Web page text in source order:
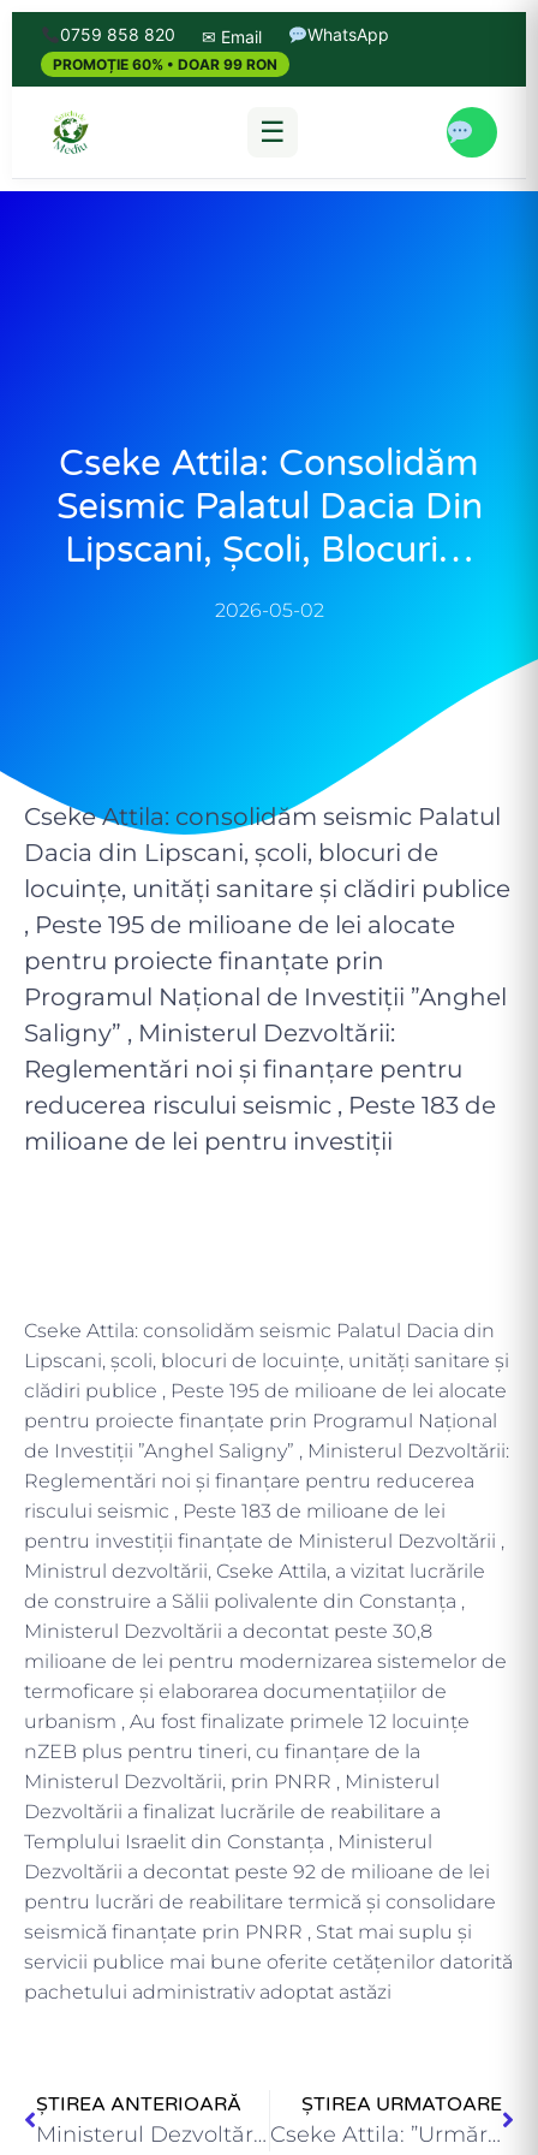
0759 858 820 ✉ Email WhatsApp
PROMOȚIE 60% • DOAR 99 RON
☰
Cseke Attila: Consolidăm
Seismic Palatul Dacia Din
Lipscani, Școli, Blocuri…
2026-05-02
Cseke Attila: consolidăm seismic Palatul
Dacia din Lipscani, școli, blocuri de
locuințe, unități sanitare și clădiri publice
, Peste 195 de milioane de lei alocate
pentru proiecte finanțate prin
Programul Național de Investiții ”Anghel
Saligny” , Ministerul Dezvoltării:
Reglementări noi și finanțare pentru
reducerea riscului seismic , Peste 183 de
milioane de lei pentru investiții
Cseke Attila: consolidăm seismic Palatul Dacia din
Lipscani, școli, blocuri de locuințe, unități sanitare și
clădiri publice , Peste 195 de milioane de lei alocate
pentru proiecte finanțate prin Programul Național
de Investiții ”Anghel Saligny” , Ministerul Dezvoltării:
Reglementări noi și finanțare pentru reducerea
riscului seismic , Peste 183 de milioane de lei
pentru investiții finanțate de Ministerul Dezvoltării ,
Ministrul dezvoltării, Cseke Attila, a vizitat lucrările
de construire a Sălii polivalente din Constanța ,
Ministerul Dezvoltării a decontat peste 30,8
milioane de lei pentru modernizarea sistemelor de
termoficare și elaborarea documentațiilor de
urbanism , Au fost finalizate primele 12 locuințe
nZEB plus pentru tineri, cu finanțare de la
Ministerul Dezvoltării, prin PNRR , Ministerul
Dezvoltării a finalizat lucrările de reabilitare a
Templului Israelit din Constanța , Ministerul
Dezvoltării a decontat peste 92 de milioane de lei
pentru lucrări de reabilitare termică și consolidare
seismică finanțate prin PNRR , Stat mai suplu și
servicii publice mai bune oferite cetățenilor datorită
pachetului administrativ adoptat astăzi
ȘTIREA ANTERIOARĂ
Ministerul Dezvoltării a decontat lucrări pentru reabilitarea și consolidarea unor…
ȘTIREA URMATOARE
Cseke Attila: ”Urmărim transparența și creșterea conformării voluntare la plata…